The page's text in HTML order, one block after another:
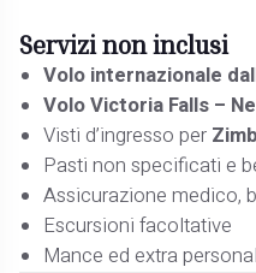
Servizi non inclusi
Volo internazionale
Volo Victoria Falls –
Visti d’ingresso per
Pasti non specificati e
Assicurazione medico,
Escursioni facoltative
Mance ed extra